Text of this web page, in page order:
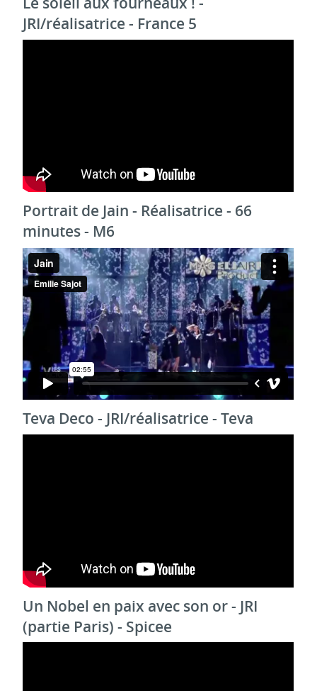
JRI/réalisatrice - France 5
Portrait de Jain - Réalisatrice - 66
minutes - M6
Teva Deco - JRI/réalisatrice - Teva
Un Nobel en paix avec son or - JRI
(partie Paris) - Spicee